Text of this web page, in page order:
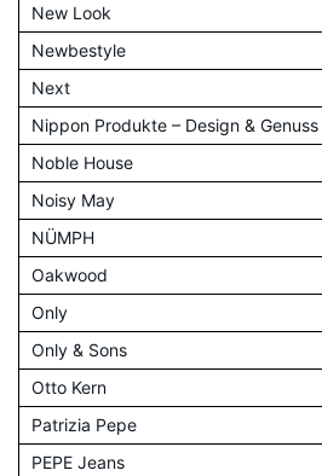
New Look
Newbestyle
Next
Nippon Produkte – Design &
Noble House
Noisy May
NÜMPH
Oakwood
Only
Only & Sons
Otto Kern
Patrizia Pepe
PEPE Jeans